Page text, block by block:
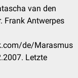
van den
Frank Antwerpes
de/Marasmus
Letzte